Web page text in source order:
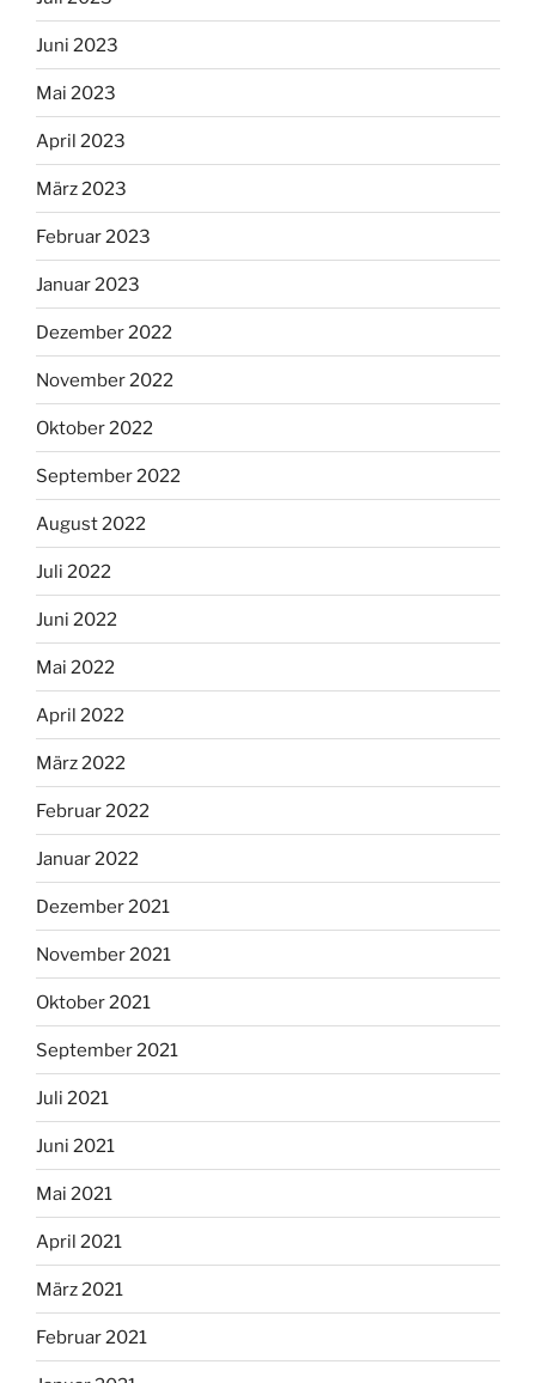
Juni 2023
Mai 2023
April 2023
März 2023
Februar 2023
Januar 2023
Dezember 2022
November 2022
Oktober 2022
September 2022
August 2022
Juli 2022
Juni 2022
Mai 2022
April 2022
März 2022
Februar 2022
Januar 2022
Dezember 2021
November 2021
Oktober 2021
September 2021
Juli 2021
Juni 2021
Mai 2021
April 2021
März 2021
Februar 2021